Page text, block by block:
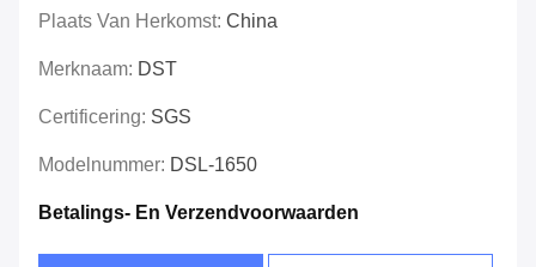
Plaats Van Herkomst: China
Merknaam: DST
Certificering: SGS
Modelnummer: DSL-1650
Betalings- En Verzendvoorwaarden